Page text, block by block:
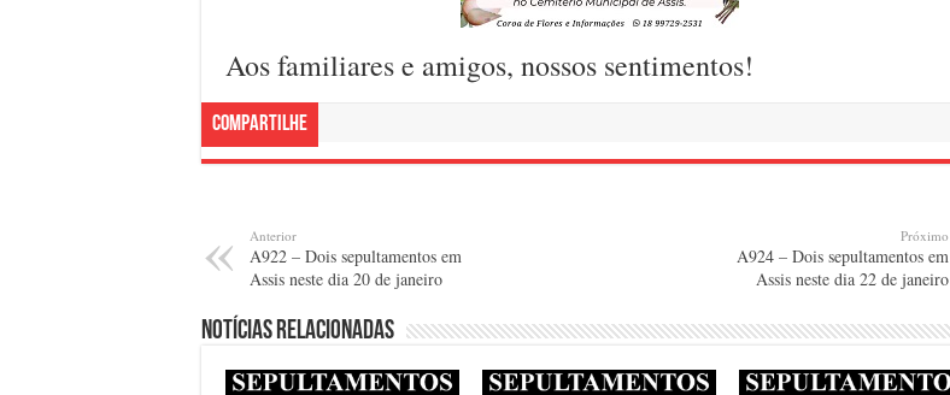
Aos familiares e amigos, nossos sentimentos!
Compartilhe
Anterior
A922 – Dois sepultamentos em
Assis neste dia 20 de janeiro
Próximo
A924 – Dois sepultamentos em
Assis neste dia 22 de janeiro
Notícias relacionadas